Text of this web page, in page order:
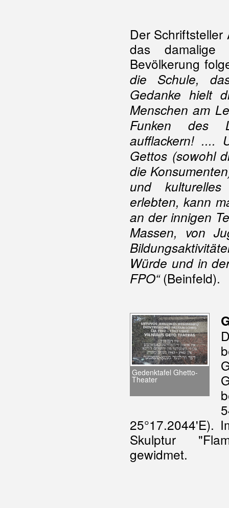
Der
das damalige
Bevölkerung
die Schule,
Gedanke hielt
Menschen am
Funken des
aufflackern! ....
Gettos (sowohl
die
und
erlebten, kann
an der innigen
Massen, von
Würde und in
FPO“(Beinfeld).
Gedenktafel Ghetto-
Theater
25°17.2044'E).
Skulptur
gewidmet.